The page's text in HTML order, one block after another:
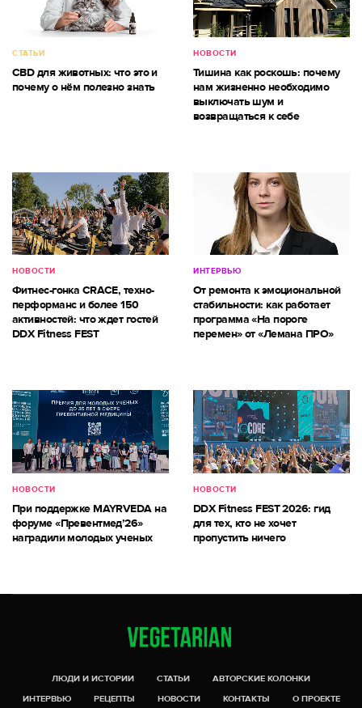
СТАТЬИ
CBD для животных: что это и
почему о нём полезно знать
НОВОСТИ
Тишина как роскошь: почему
нам жизненно необходимо
выключать шум и
возвращаться к себе
НОВОСТИ
Фитнес-гонка CRACE, техно-
перформанс и более 150
активностей: что ждет гостей
DDX Fitness FEST
ИНТЕРВЬЮ
От ремонта к эмоциональной
стабильности: как работает
программа «На пороге
перемен» от «Лемана ПРО»
НОВОСТИ
При поддержке MAYRVEDA на
форуме «Превентмед’26»
наградили молодых ученых
НОВОСТИ
DDX Fitness FEST 2026: гид
для тех, кто не хочет
пропустить ничего
ЛЮДИ И ИСТОРИИ СТАТЬИ
АВТОРСКИЕ КОЛОНКИ
ИНТЕРВЬЮ
РЕЦЕПТЫ НОВОСТИ КОНТАКТЫ О ПРОЕКТЕ